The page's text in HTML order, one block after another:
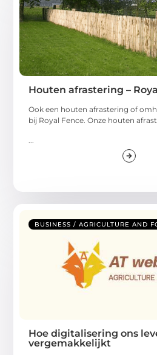
Houten afrastering –
Ook een houten afrastering of
bij Royal Fence. Onze houten
BUSINESS / AGRICULTURE AND
Hoe digitalisering ons
vergemakkelijkt